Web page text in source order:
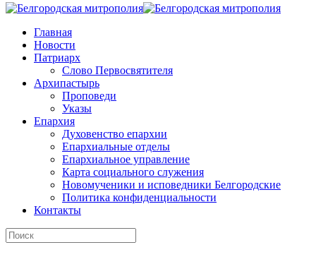
Главная
Новости
Патриарх
Слово Первосвятителя
Архипастырь
Проповеди
Указы
Епархия
Духовенство епархии
Епархиальные отделы
Епархиальное управление
Карта социального служения
Новомученики и исповедники Белгородские
Политика конфиденциальности
Контакты